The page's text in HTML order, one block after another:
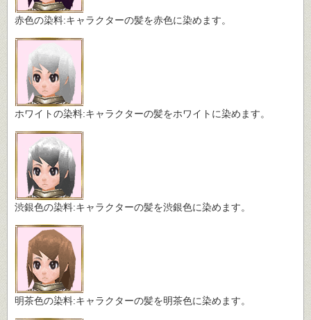
赤色の染料:キャラクターの髪を赤色に染めます。
ホワイトの染料:キャラクターの髪をホワイトに染めます。
渋銀色の染料:キャラクターの髪を渋銀色に染めます。
明茶色の染料:キャラクターの髪を明茶色に染めます。